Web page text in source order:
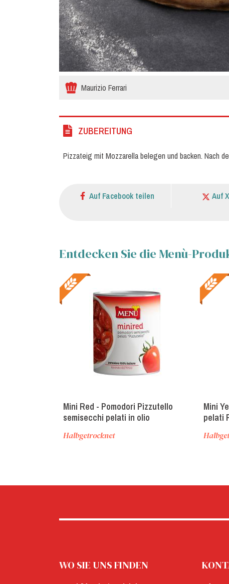
Maurizio Ferrari
ZUBEREITUNG
Pizzateig mit Mozzarella belegen und backen. Nach
Auf Facebook teilen Auf
Entdecken Sie die Menù-
Mini Red - Pomodori Pizzutello
semisecchi pelati in olio
Pizzutello Tomaten)
Halbgetrocknet
Mini
pelati
WO SIE UNS FINDEN